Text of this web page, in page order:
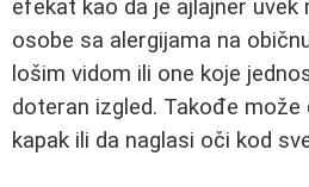
efekat kao da je ajlajner uvek
osobe sa alergijama na
lošim vidom ili one koje
doteran izgled. Takođe može
kapak ili da naglasi oči kod